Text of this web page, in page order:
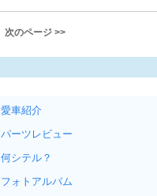
次のページ >>
愛車紹介
パーツレビュー
何シテル？
フォトアルバム